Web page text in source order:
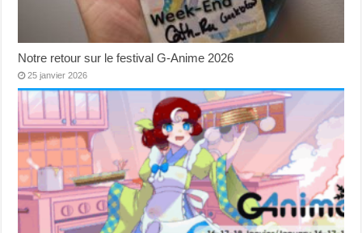
Notre retour sur le festival G-Anime 2026
25 janvier 2026